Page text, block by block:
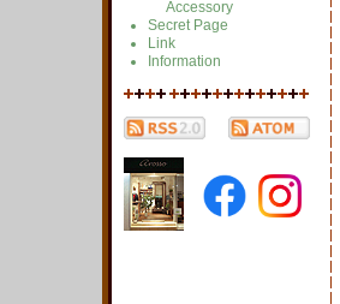
Accessory
Secret Page
Link
Information